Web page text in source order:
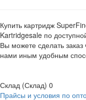
Купить картридж
Kartridgesale по
Вы можете сделать
нами иным удобным
Склад (Склад) 0
Прайсы и условия по